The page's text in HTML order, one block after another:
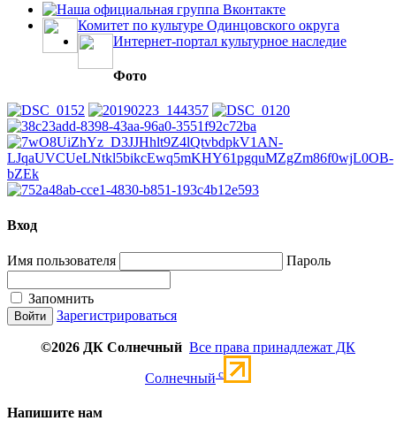
Наша официальная группа Вконтакте
Комитет по культуре Одинцовского округа
Интернет-портал культурное наследие
Фото
Вход
Имя пользователя Пароль
Запомнить
Зарегистрироваться
©2026 ДК Солнечный Все права принадлежат ДК
Солнечный c
Напишите нам